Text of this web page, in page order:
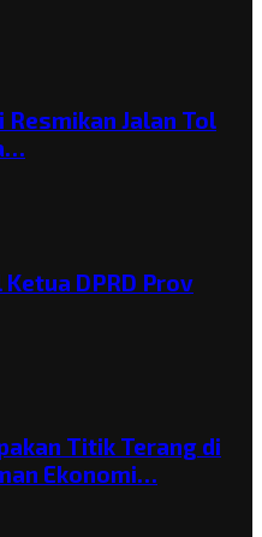
Resmikan Jalan Tol
DPRD Prov
Titik Terang di
Ekonomi…